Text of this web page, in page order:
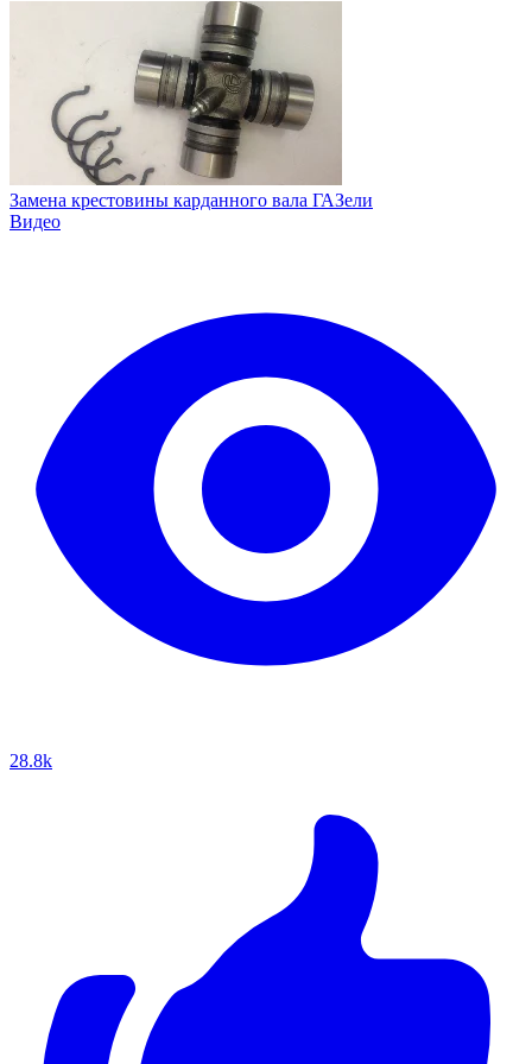
Замена крестовины карданного вала ГАЗели
Видео
28.8k